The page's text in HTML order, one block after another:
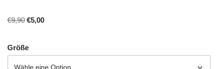
€9,90 €5,00
Größe